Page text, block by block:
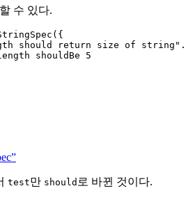
수 있다.
should return size of string" .
shouldBe 5
test만 should 로 바뀐 것이다.